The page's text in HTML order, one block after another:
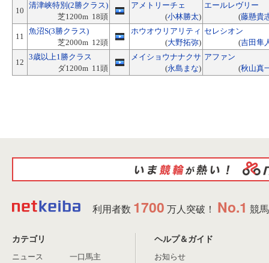
10
清津峡特別(2勝クラス)
芝1200m 18頭
アメトリーチェ
(小林勝太)
エールレヴリー
(藤懸貴
11
魚沼S(3勝クラス)
芝2000m 12頭
ホウオウリアリティ
(大野拓弥)
セレシオン
(吉田隼
12
3歳以上1勝クラス
ダ1200m 11頭
メイショウナナクサ
(永島まな)
アファン
(秋山真
利用者数 1700 万人突破！ No.1 競
カテゴリ
ニュース
一口馬主
ヘルプ＆ガイド
お知らせ